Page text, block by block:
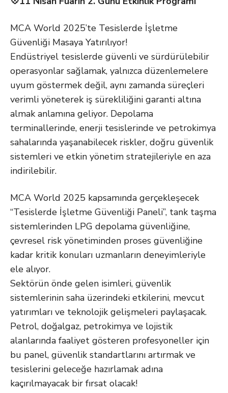
MCA World 2025’te Tesislerde İşletme
Güvenliği Masaya Yatırılıyor!
Endüstriyel tesislerde güvenli ve sürdürülebilir
operasyonlar sağlamak, yalnızca düzenlemelere
uyum göstermek değil, aynı zamanda süreçleri
verimli yöneterek iş sürekliliğini garanti altına
almak anlamına geliyor. Depolama
terminallerinde, enerji tesislerinde ve petrokimya
sahalarında yaşanabilecek riskler, doğru güvenlik
sistemleri ve etkin yönetim stratejileriyle en aza
indirilebilir.
MCA World 2025 kapsamında gerçekleşecek
“Tesislerde İşletme Güvenliği Paneli”, tank taşma
sistemlerinden LPG depolama güvenliğine,
çevresel risk yönetiminden proses güvenliğine
kadar kritik konuları uzmanların deneyimleriyle
ele alıyor.
Sektörün önde gelen isimleri, güvenlik
sistemlerinin saha üzerindeki etkilerini, mevcut
yatırımları ve teknolojik gelişmeleri paylaşacak.
Petrol, doğalgaz, petrokimya ve lojistik
alanlarında faaliyet gösteren profesyoneller için
bu panel, güvenlik standartlarını artırmak ve
tesislerini geleceğe hazırlamak adına
kaçırılmayacak bir fırsat olacak!